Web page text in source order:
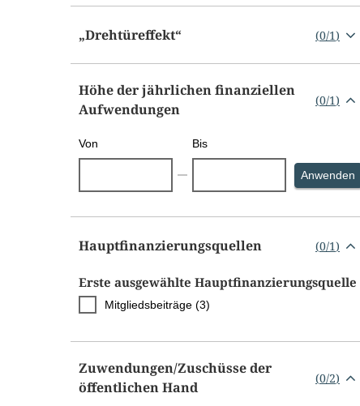
„Drehtüreffekt“ (0/1)
Höhe der jährlichen finanziellen
Aufwendungen
(0/1)
Von Bis
Anwenden
Hauptfinanzierungsquellen (0/1)
Erste ausgewählte Hauptfinanzierungsquelle
Mitgliedsbeiträge (3)
Zuwendungen/​Zuschüsse der
öffentlichen Hand
(0/2)